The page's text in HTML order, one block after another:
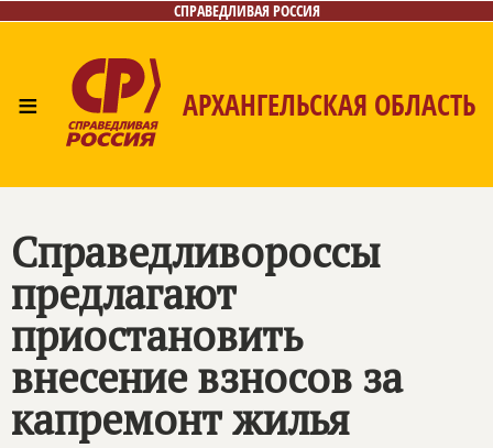
СПРАВЕДЛИВАЯ РОССИЯ
≡ АРХАНГЕЛЬСКАЯ ОБЛАСТЬ
Справедливороссы
предлагают
приостановить
внесение взносов за
капремонт жилья